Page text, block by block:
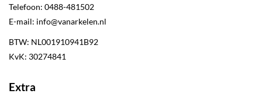
Telefoon: 0488-481502
E-mail: info@vanarkelen.nl
BTW: NL001910941B92
KvK: 30274841
Extra